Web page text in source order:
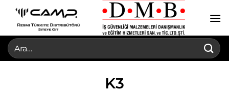
İçeriğe
Ara:
K3